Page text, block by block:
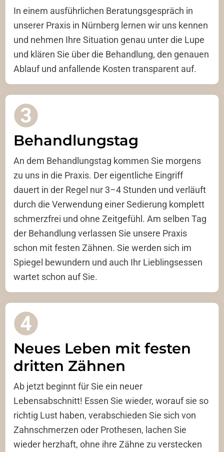
In einem ausführlichen Beratungsgespräch in
unserer Praxis in Nürnberg lernen wir uns kennen
und nehmen Ihre Situation genau unter die Lupe
und klären Sie über die Behandlung, den genauen
Ablauf und anfallende Kosten transparent auf.
Behandlungstag
An dem Behandlungstag kommen Sie morgens
zu uns in die Praxis. Der eigentliche Eingriff
dauert in der Regel nur 3–4 Stunden und verläuft
durch die Verwendung einer Sedierung komplett
schmerzfrei und ohne Zeitgefühl. Am selben Tag
der Behandlung verlassen Sie unsere Praxis
schon mit festen Zähnen. Sie werden sich im
Spiegel bewundern und auch Ihr Lieblingsessen
wartet schon auf Sie.
Neues Leben mit festen
dritten Zähnen
Ab jetzt beginnt für Sie ein neuer
Lebensabschnitt! Essen Sie wieder, worauf sie so
richtig Lust haben, verabschieden Sie sich von
Zahnschmerzen oder Prothesen, lachen Sie
wieder herzhaft, ohne ihre Zähne zu verstecken